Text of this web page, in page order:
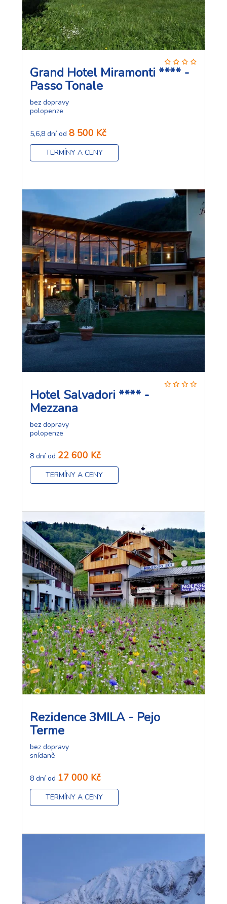
Grand Hotel Miramonti **** -
Passo Tonale
bez dopravy
polopenze
5,6,8 dní od 8 500 Kč
TERMÍNY A CENY
Hotel Salvadori **** -
Mezzana
bez dopravy
polopenze
8 dní od 22 600 Kč
TERMÍNY A CENY
Rezidence 3MILA - Pejo
Terme
bez dopravy
snídaně
8 dní od 17 000 Kč
TERMÍNY A CENY